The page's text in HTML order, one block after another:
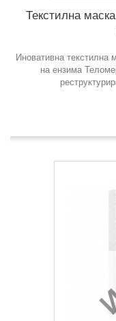
Текстилна
Иновативна текстилна
на ензима